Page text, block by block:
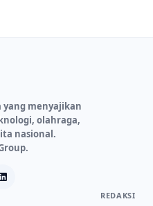
menyajikan
olahraga,
nasional.
REDAKSI